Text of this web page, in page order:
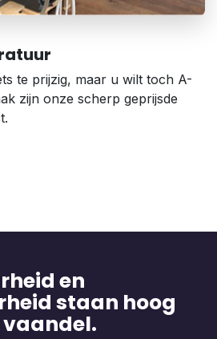
te prijzig, maar u wilt toch A-
zijn onze scherp geprijsde
en
staan hoog
vaandel.